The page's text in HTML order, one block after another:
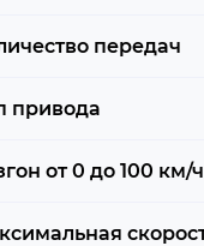
передач
привода
от 0 до 100 км/ч